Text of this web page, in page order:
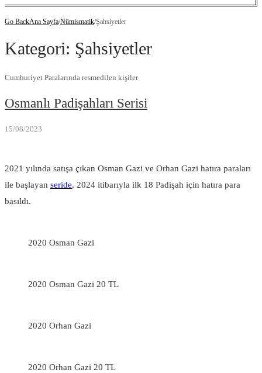
Go BackAna Sayfa/Nümismatik/Şahsiyetler
Kategori: Şahsiyetler
Cumhuriyet Paralarında resmedilen kişiler
Osmanlı Padişahları Serisi
15/08/2023
2021 yılında satışa çıkan Osman Gazi ve Orhan Gazi hatıra paraları
ile başlayan seride, 2024 itibarıyla ilk 18 Padişah için hatıra para
basıldı.
2020 Osman Gazi
2020 Osman Gazi 20 TL
2020 Orhan Gazi
2020 Orhan Gazi 20 TL